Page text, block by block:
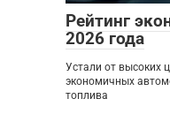
Рейтинг
2026 года
Устали от высоких
экономичных
топлива